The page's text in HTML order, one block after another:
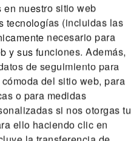
en nuestro sitio web
tecnologías (incluidas las
necesario para
y sus funciones. Además,
de seguimiento para
del sitio web, para
o para medidas
si nos otorgas tu
ello haciendo clic en